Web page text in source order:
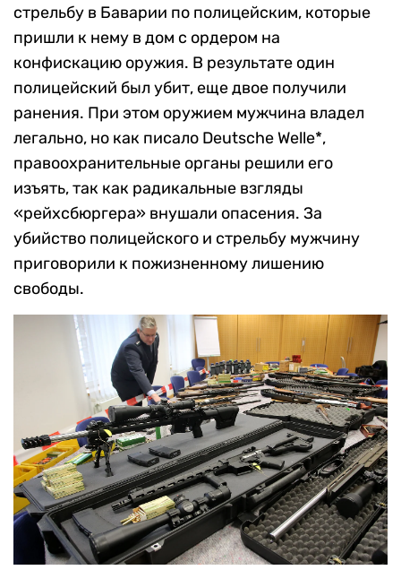
стрельбу в Баварии по полицейским, которые
пришли к нему в дом с ордером на
конфискацию оружия. В результате один
полицейский был убит, еще двое получили
ранения. При этом оружием мужчина владел
легально, но как писало Deutsche Welle*,
правоохранительные органы решили его
изъять, так как радикальные взгляды
«рейхсбюргера» внушали опасения. За
убийство полицейского и стрельбу мужчину
приговорили к пожизненному лишению
свободы.